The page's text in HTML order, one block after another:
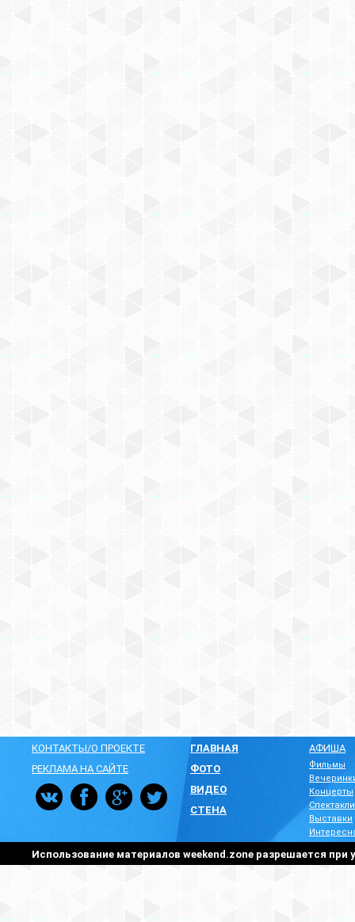
КОНТАКТЫ/О ПРОЕКТЕ
РЕКЛАМА НА САЙТЕ
ГЛАВНАЯ
ФОТО
ВИДЕО
СТЕНА
АФИША
Фильмы
Концерты
Спектакли
Выставки
Использование материалов weekend.zone разрешается